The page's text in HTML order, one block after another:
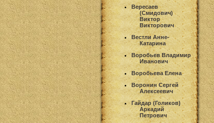
Вересаев
(Смидович)
Виктор
Викторович
Вестли Анне-
Катарина
Воробьев Владимир
Иванович
Воробьева Елена
Воронин Сергей
Алексеевич
Гайдар (Голиков)
Аркадий
Петрович